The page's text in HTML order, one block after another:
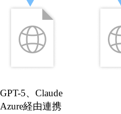
GPT-5、Claude
Azure経由連携